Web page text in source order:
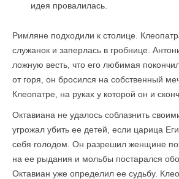
идея провалилась.
Римляне подходили к столице.
служанок и заперлась в гробнице.
ложную весть, что его любимая
от горя, он бросился на собственный
Клеопатре, на руках у которой он и
Октавиана не удалось соблазнить
угрожал убить ее детей, если царица
себя голодом. Он разрешил женщине
на ее рыдания и мольбы постарался
Октавиан уже определил ее судьбу.